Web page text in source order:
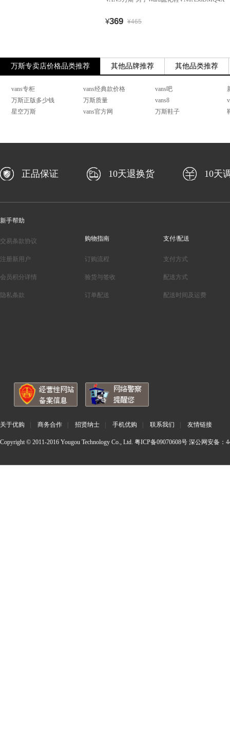
¥369 ¥465
万斯专卖店价格品类推荐 其他品牌推荐 其他品类推荐
vans专柜 vans经典款价格 vans吧
万斯正版多少钱
万斯质量 vans8
星空万斯
vans官方网 万斯鞋子
正品保证 10天退换货 10天
新手帮助
交易条款协议
注册新用户
会员积分详情
隐私条款
购物指南
订购流程
验货与签收
订单配送
支付/配送
支付方式
配送方式
配送时间及运费
关于优购 商务合作 招贤纳士 手机优购 联系我们 友情链接
Copyright © 2011-2016 Yougou Technology Co., Ltd. 粤ICP备09070608号 深公网安备：